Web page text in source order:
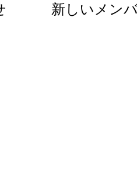
新しいメン